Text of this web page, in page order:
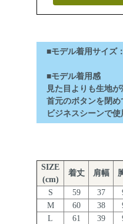
■モデル着用サイズ
■モデル着用感
見た目よりも生地
首元のボタンを閉め
ビジネスシーンで
SIZE
(cm)
着丈 肩幅
S 59 37
M
60 38
L
61 39